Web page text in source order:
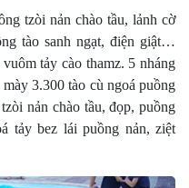
tzòi nản chào tầu, lảnh cờ
tào sanh ngạt, điện giật…
tảy cào thamz. 5 nháng
3.300 tào cù ngoá puồng
nản chào tầu, đọp, puồng
tảy bez lái puồng nản, ziệt